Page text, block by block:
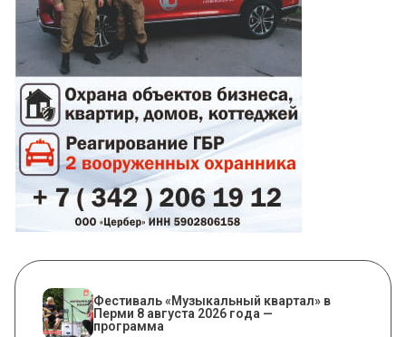
Фестиваль «Музыкальный квартал» в
Перми 8 августа 2026 года —
программа